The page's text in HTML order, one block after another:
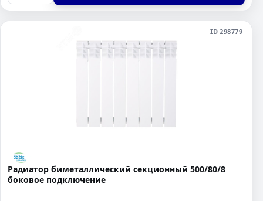
ID 298779
Радиатор биметаллический секционный 500/80/8
боковое подключение